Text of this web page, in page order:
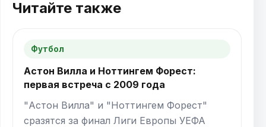
Читайте также
Футбол
Астон Вилла и Ноттингем Форест:
первая встреча с 2009 года
"Астон Вилла" и "Ноттингем Форест"
сразятся за финал Лиги Европы УЕФА